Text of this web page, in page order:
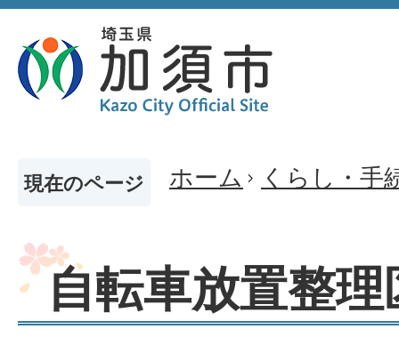
現在のページ ホーム くらし・手
自転車放置整理